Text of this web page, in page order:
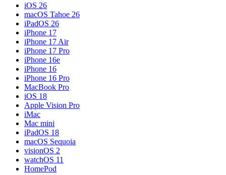
iOS 26
macOS Tahoe 26
iPadOS 26
iPhone 17
iPhone 17 Air
iPhone 17 Pro
iPhone 16e
iPhone 16
iPhone 16 Pro
MacBook Pro
iOS 18
Apple Vision Pro
iMac
Mac mini
iPadOS 18
macOS Sequoia
visionOS 2
watchOS 11
HomePod